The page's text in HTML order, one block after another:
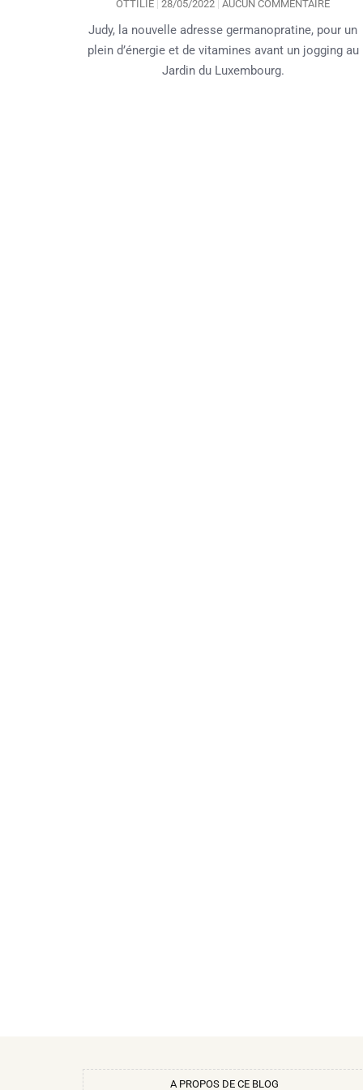
OTTILIE 28/05/2022 AUCUN COMMENTAIRE
Judy, la nouvelle adresse germanopratine, pour un
plein d’énergie et de vitamines avant un jogging au
Jardin du Luxembourg.
A PROPOS DE CE BLOG​